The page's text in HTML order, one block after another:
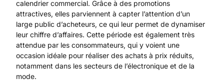
calendrier commercial. Grâce à des promotions
attractives, elles parviennent à capter l’attention d’un
large public d’acheteurs, ce qui leur permet de dynamiser
leur chiffre d’affaires. Cette période est également très
attendue par les consommateurs, qui y voient une
occasion idéale pour réaliser des achats à prix réduits,
notamment dans les secteurs de l’électronique et de la
mode.